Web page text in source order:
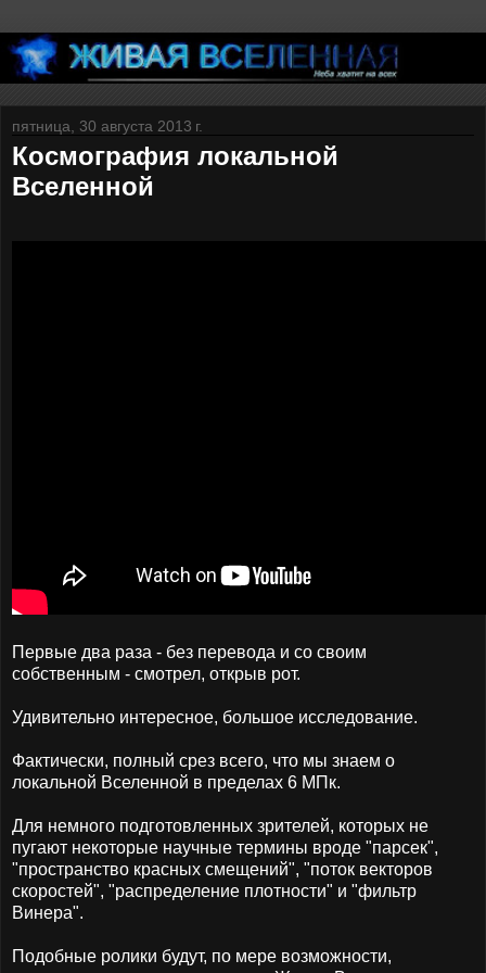
пятница, 30 августа 2013 г.
Космография локальной
Вселенной
Первые два раза - без перевода и со своим
собственным - смотрел, открыв рот.
Удивительно интересное, большое исследование.
Фактически, полный срез всего, что мы знаем о
локальной Вселенной в пределах 6 МПк.
Для немного подготовленных зрителей, которых не
пугают некоторые научные термины вроде "парсек",
"пространство красных смещений", "поток векторов
скоростей", "распределение плотности" и "фильтр
Винера".
Подобные ролики будут, по мере возможности,